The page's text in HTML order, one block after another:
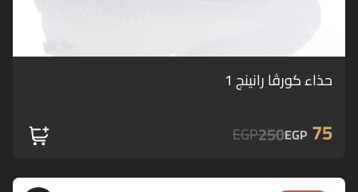
حذاء كورڤا رانينج 1
75
EGP
250
EGP